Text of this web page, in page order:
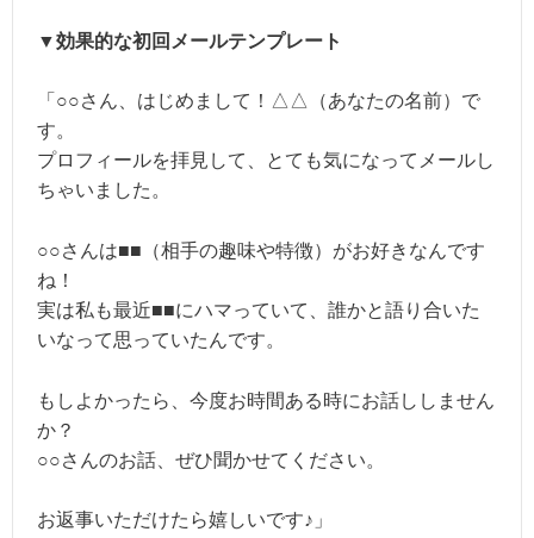
▼効果的な初回メールテンプレート
「○○さん、はじめまして！△△（あなたの名前）で
す。
プロフィールを拝見して、とても気になってメールし
ちゃいました。
○○さんは■■（相手の趣味や特徴）がお好きなんです
ね！
実は私も最近■■にハマっていて、誰かと語り合いた
いなって思っていたんです。
もしよかったら、今度お時間ある時にお話ししません
か？
○○さんのお話、ぜひ聞かせてください。
お返事いただけたら嬉しいです♪」